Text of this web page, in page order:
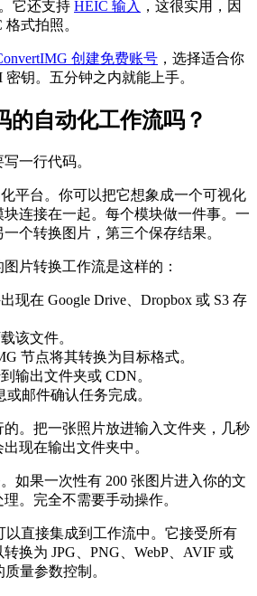
它还支持 HEIC 输入 ，这很实用，因
式拍照。
创建免费账号 ，选择适合你
钥。五分钟之内就能上手。
的自动化工作流吗？
一行代码。
平台。你可以把它想象成一个可视化
连接在一起。每个模块做一件事。一
个转换图片，第三个保存结果。
片转换工作流是这样的：
现在 Google Drive、Dropbox 或 S3 存
该文件。
节点将其转换为目标格式。
输出文件夹或 CDN。
或邮件确认任务完成。
。把一张照片放进输入文件夹，几秒
现在输出文件夹中。
如果一次性有 200 张图片进入你的文
。完全不需要手动操作。
以直接集成到工作流中。它接受所有
换为 JPG、PNG、WebP、AVIF 或
量参数控制。